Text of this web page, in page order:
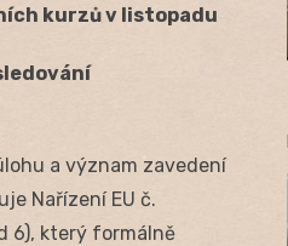
kurzů v listopadu
a význam zavedení
Nařízení EU č.
6), který formálně